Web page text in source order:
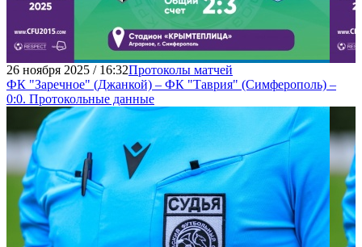
26 ноября 2025 / 16:32Протоколы матчей
ФК "Заречное" (Джанкой) – ФК "Таврия" (Симферополь) –
0:0. Протокольные данные